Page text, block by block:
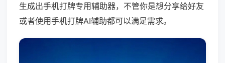
生成出手机打牌专用辅助器，不管你是想分享给好友
或者使用手机打牌AI辅助都可以满足需求。